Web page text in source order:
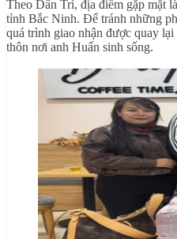
Theo Dân Trí, địa điểm gặp mặt
tỉnh Bắc Ninh. Để tránh những
quá trình giao nhận được quay
thôn nơi anh Huấn sinh sống.